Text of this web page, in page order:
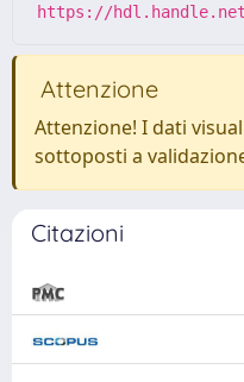
https://hdl.handle.net/
Attenzione
Attenzione! I dati
sottoposti a
Citazioni